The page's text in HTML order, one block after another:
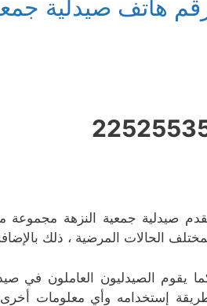
هاتف صيدلية
صيدلية جمعية النزهة مجموعة
الحالات المرضية ، ذلك
يقوم الصيدليون العاملون في
إستخدامه وأي معلومات أخرى